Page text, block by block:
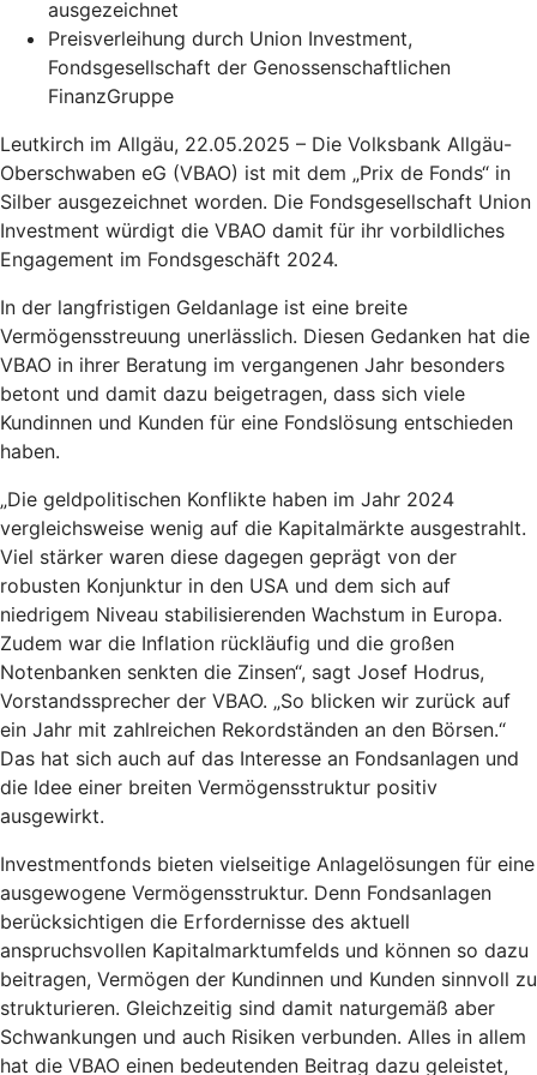
ausgezeichnet
Preisverleihung durch Union Investment,
Fondsgesellschaft der Genossenschaftlichen
FinanzGruppe
Leutkirch im Allgäu, 22.05.2025 – Die Volksbank Allgäu-
Oberschwaben eG (VBAO) ist mit dem „Prix de Fonds“ in
Silber ausgezeichnet worden. Die Fondsgesellschaft Union
Investment würdigt die VBAO damit für ihr vorbildliches
Engagement im Fondsgeschäft 2024.
In der langfristigen Geldanlage ist eine breite
Vermögensstreuung unerlässlich. Diesen Gedanken hat die
VBAO in ihrer Beratung im vergangenen Jahr besonders
betont und damit dazu beigetragen, dass sich viele
Kundinnen und Kunden für eine Fondslösung entschieden
haben.
„Die geldpolitischen Konflikte haben im Jahr 2024
vergleichsweise wenig auf die Kapitalmärkte ausgestrahlt.
Viel stärker waren diese dagegen geprägt von der
robusten Konjunktur in den USA und dem sich auf
niedrigem Niveau stabilisierenden Wachstum in Europa.
Zudem war die Inflation rückläufig und die großen
Notenbanken senkten die Zinsen“, sagt Josef Hodrus,
Vorstandssprecher der VBAO. „So blicken wir zurück auf
ein Jahr mit zahlreichen Rekordständen an den Börsen.“
Das hat sich auch auf das Interesse an Fondsanlagen und
die Idee einer breiten Vermögensstruktur positiv
ausgewirkt.
Investmentfonds bieten vielseitige Anlagelösungen für eine
ausgewogene Vermögensstruktur. Denn Fondsanlagen
berücksichtigen die Erfordernisse des aktuell
anspruchsvollen Kapitalmarktumfelds und können so dazu
beitragen, Vermögen der Kundinnen und Kunden sinnvoll zu
strukturieren. Gleichzeitig sind damit naturgemäß aber
Schwankungen und auch Risiken verbunden. Alles in allem
hat die VBAO einen bedeutenden Beitrag dazu geleistet,